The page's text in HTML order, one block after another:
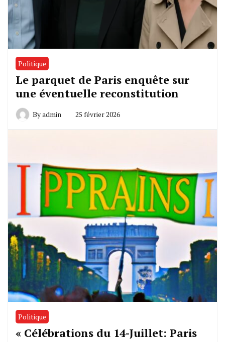
Politique
Le parquet de Paris enquête sur
une éventuelle reconstitution
Byadmin 25 février 2026
Politique
« Célébrations du 14-Juillet: Paris